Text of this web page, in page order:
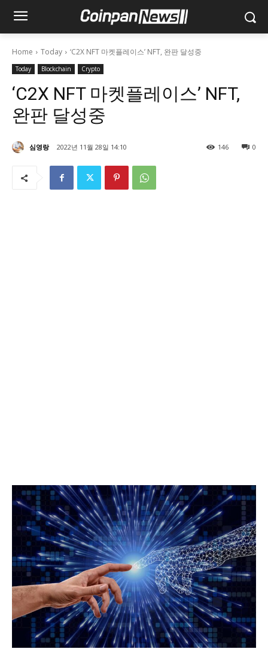
Home Today ‘C2X NFT 마켓플레이스’ NFT, 완판 달성중
Today Blockchain Crypto
‘C2X NFT 마켓플레이스’ NFT,
완판 달성중
심영랑 2022년 11월 28일 14:10 0
146